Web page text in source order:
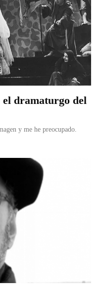
dramaturgo del
y me he preocupado.